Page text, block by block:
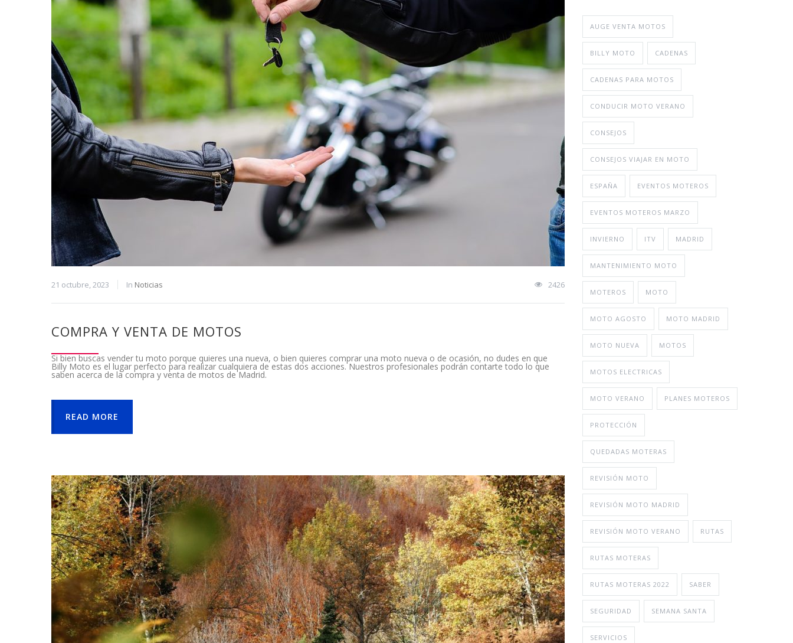
21 octubre, 2023 In Noticias 2426
COMPRA Y VENTA DE MOTOS
Si bien buscas vender tu moto porque quieres una nueva, o bien quieres comprar una moto nueva o de ocasión, no dudes en que
Billy Moto es el lugar perfecto para realizar cualquiera de estas dos acciones. Nuestros profesionales podrán contarte todo lo que
saben acerca de la compra y venta de motos de Madrid.
READ MORE
AUGE VENTA MOTOS
BILLY MOTO CADENAS
CADENAS PARA MOTOS
CONDUCIR MOTO VERANO
CONSEJOS
CONSEJOS VIAJAR EN MOTO
ESPAÑA EVENTOS MOTEROS
EVENTOS MOTEROS MARZO
INVIERNO ITV MADRID
MANTENIMIENTO MOTO
MOTEROS MOTO
MOTO AGOSTO MOTO MADRID
MOTO NUEVA MOTOS
MOTOS ELECTRICAS
MOTO VERANO PLANES MOTEROS
PROTECCIÓN
QUEDADAS MOTERAS
REVISIÓN MOTO
REVISIÓN MOTO MADRID
REVISIÓN MOTO VERANO RUTAS
RUTAS MOTERAS
RUTAS MOTERAS 2022 SABER
SEGURIDAD SEMANA SANTA
SERVICIOS